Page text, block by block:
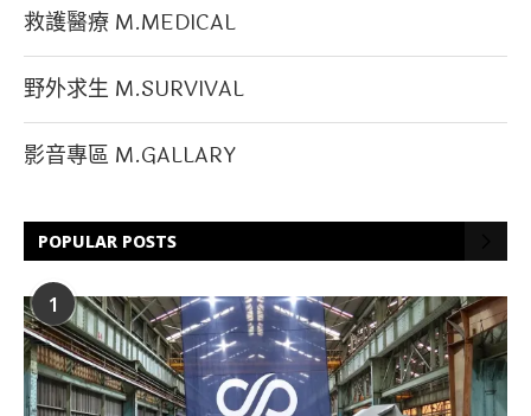
救護醫療 M.MEDICAL
野外求生 M.SURVIVAL
影音專區 M.GALLARY
POPULAR POSTS
1